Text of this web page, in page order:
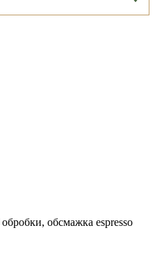
обсмажка espresso